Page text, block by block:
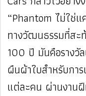
“Phantom ไม่ใช่
ทางวัฒนธรรมที่สะ
100 ปี มันคือรางวั
ผืนผ้าใบสำหรับกา
แต่ละคน ผ่านงาน